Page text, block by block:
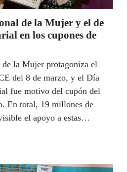
de la Mujer y el de
en los cupones de
la Mujer protagoniza el
del 8 de marzo, y el Día
fue motivo del cupón del
En total, 19 millones de
el apoyo a estas